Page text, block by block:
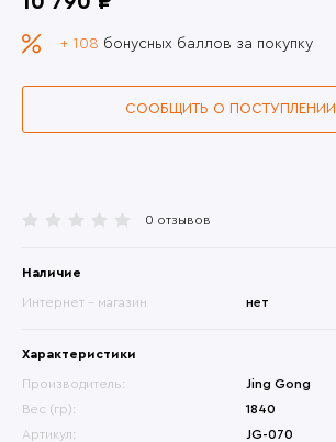
0 отзывов
Наличие
Интернет - магазин нет
Характеристики
Производитель:
Jing Gong
Вес (гр):
1840
Артикул:
JG-070
+ 108 бонусных баллов за покупку
СООБЩИТЬ О ПОСТУПЛЕНИИ